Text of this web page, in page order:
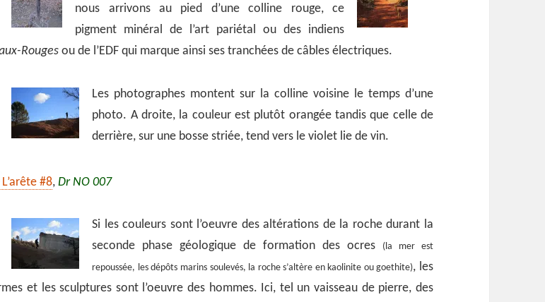
nous arrivons au pied d’une colline rouge, ce
pigment minéral de l’art pariétal ou des indiens
Rouges ou de l’EDF qui marque ainsi ses tranchées de câbles électriques.
Les photographes montent sur la colline voisine le temps d’une
photo. A droite, la couleur est plutôt orangée tandis que celle de
derrière, sur une bosse striée, tend vers le violet lie de vin.
L’arête #8,Dr NO 007
Si les couleurs sont l’oeuvre des altérations de la roche durant la
seconde phase géologique de formation des ocres
(la mer est
repoussée, les dépôts marins soulevés, la roche s’altère en kaolinite ou goethite), les
et les sculptures sont l’oeuvre des hommes. Ici, tel un vaisseau de pierre, des